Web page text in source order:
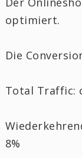
optimiert.
Die
Total Traffic:
8%